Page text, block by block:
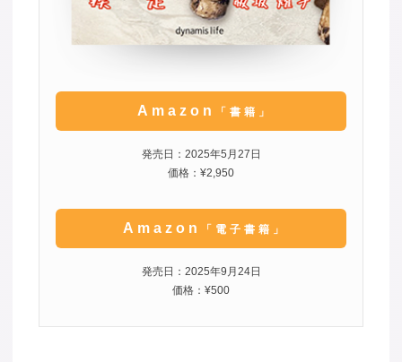
Amazon 「書籍」
発売日：2025年5月27日
価格：¥2,950
Amazon 「電子書籍」
発売日：2025年9月24日
価格：¥500